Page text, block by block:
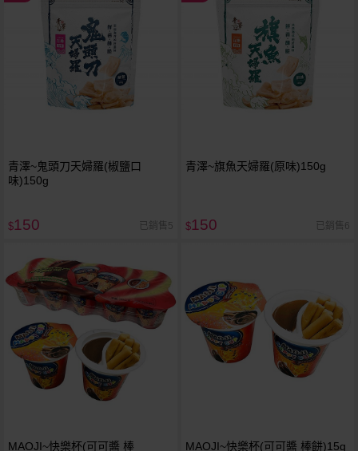
青澤~鬼頭刀天婦羅(椒鹽口
味)150g
$150 已銷售5
青澤~旗魚天婦羅(原味)150g
$150 已銷售6
MAOJI~快樂杯(可可醬 棒 MAOJI~快樂杯(可可醬 棒餅)15g